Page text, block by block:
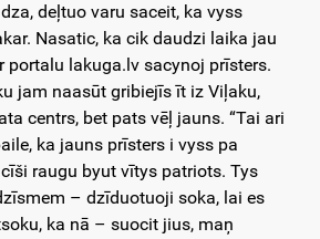
deļtuo varu saceit, ka vyss
Nasatic, ka cik daudzi laika jau
portalu lakuga.lv sacynoj prīsters.
jam naasūt gribiejīs īt iz Viļaku,
centrs, bet pats vēļ jauns. “Tai ari
ka jauns prīsters i vyss pa
raugu byut vītys patriots. Tys
– dzīduotuoji soka, lai es
ka nā – suocit jius, maņ